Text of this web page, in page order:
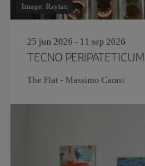
Image: Raytan
25 jun 2026 - 11 sep 2026
TECNO PERIPATETICUM
The Flat - Massimo Carasi